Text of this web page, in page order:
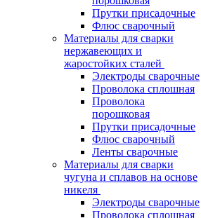
Прутки присадочные
Флюс сварочный
Материалы для сварки
нержавеющих и
жаростойких сталей
Электроды сварочные
Проволока сплошная
Проволока
порошковая
Прутки присадочные
Флюс сварочный
Ленты сварочные
Материалы для сварки
чугуна и сплавов на основе
никеля
Электроды сварочные
Проволока сплошная